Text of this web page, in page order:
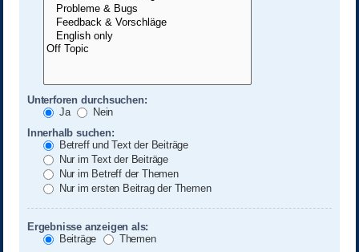
Unterforen durchsuchen:
Ja
Nein
Innerhalb suchen:
Betreff und Text der Beiträge
Nur im Text der Beiträge
Nur im Betreff der Themen
Nur im ersten Beitrag der Themen
Ergebnisse anzeigen als:
Beiträge
Themen